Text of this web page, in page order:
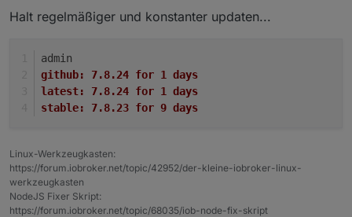
Halt regelmäßiger und konstanter updaten...
admin
github:	7.8.24 for 1 days
latest:	7.8.24 for 1 days
stable:	7.8.23 for 9 days
Linux-Werkzeugkasten:
https://forum.iobroker.net/topic/42952/der-kleine-iobroker-linux-
werkzeugkasten
NodeJS Fixer Skript:
https://forum.iobroker.net/topic/68035/iob-node-fix-skript